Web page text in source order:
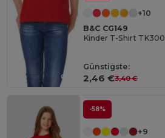
+10
B&C CG149
Kinder T-Shirt TK300
Günstigste:
2,46 €3,40 €
-58%
+9